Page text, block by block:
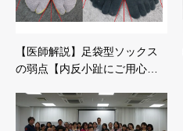
【医師解説】足袋型ソックス
の弱点【内反小趾にご用心…